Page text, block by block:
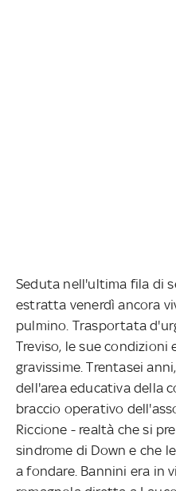
Seduta nell'ultima fila di
estratta venerdì ancora
pulmino. Trasportata
Treviso, le sue
gravissime. Trentasei
dell'area educativa della
braccio operativo
Riccione - realtà che si
sindrome di Down e che
a fondare. Bannini era in